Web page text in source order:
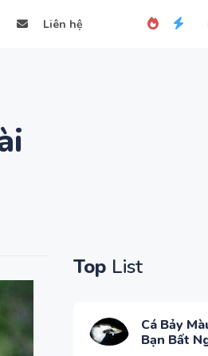
Liên hệ
Top List
Cá Bảy
Bạn Bất